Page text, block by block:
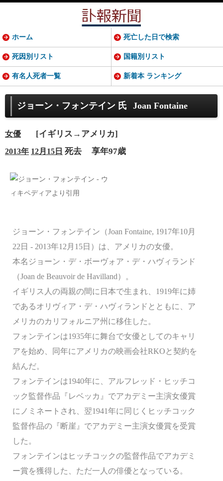
ジョーン・フォンテイン 氏 Joan Fontaine
女優 [イギリス→アメリカ]
2013年 12月15日 死去 享年97歳
ジョーン・フォンテイン（Joan Fontaine, 1917年10月
22日 - 2013年12月15日）は、アメリカの女優。
本名ジョーン・デ・ボーヴォア・デ・ハヴィランド
（Joan de Beauvoir de Havilland）。
イギリス人の両親の間に日本で生まれ、1919年に姉
であるオリヴィア・デ・ハヴィランドとともに、ア
メリカのカリフォルニア州に移住した。
フォンテインは1935年に舞台で女優としてのキャリ
アを始め、同年にアメリカの映画会社RKOと契約を
結んだ。
フォンテインは1940年に、アルフレッド・ヒッチコ
ック監督作品『レベッカ』でアカデミー主演女優賞
にノミネートされ、翌1941年に同じくヒッチコック
監督作品の『断崖』でアカデミー主演女優賞を受賞
した。
フォンテインはヒッチコックの監督作品でアカデミ
ー賞を獲得した、ただ一人の俳優となっている。
ホーム 死亡した日で検索
死因別リスト 国籍別リスト
有名人死者一覧 新着本 ランキング